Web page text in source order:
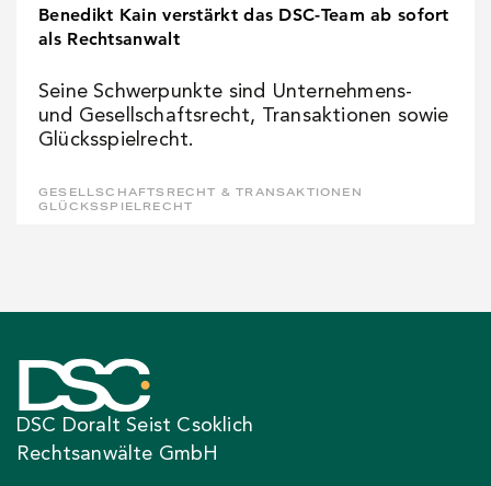
Benedikt Kain verstärkt das DSC-Team ab sofort
als Rechtsanwalt
Seine Schwerpunkte sind Unternehmens-
und Gesellschaftsrecht, Transaktionen sowie
Glücksspielrecht.
GESELLSCHAFTSRECHT & TRANSAKTIONEN
GLÜCKSSPIELRECHT
DSC Doralt Seist Csoklich
Rechtsanwälte GmbH